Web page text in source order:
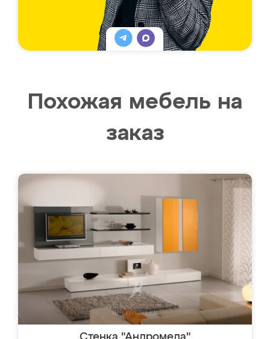
Похожая мебель на
заказ